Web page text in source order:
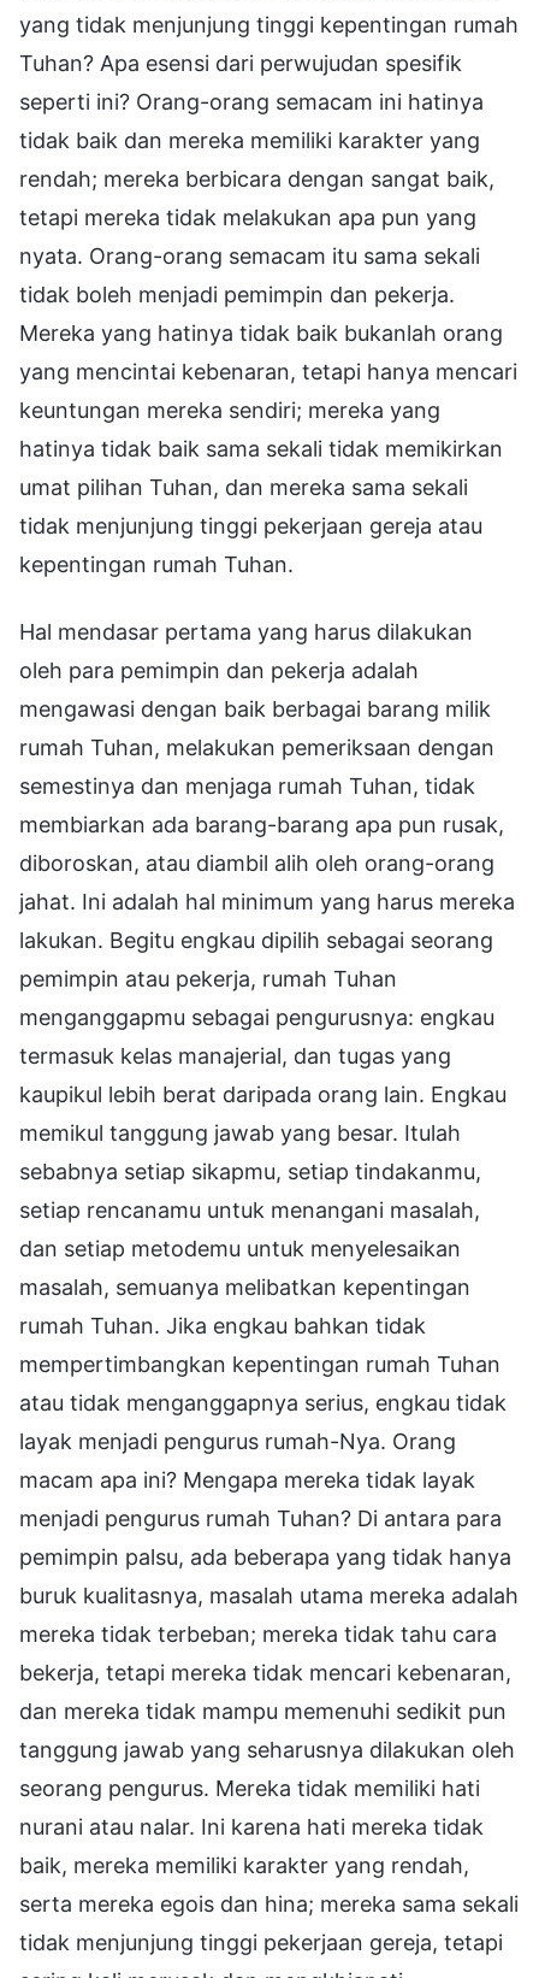
yang tidak menjunjung tinggi kepentingan rumah
Tuhan? Apa esensi dari perwujudan spesifik
seperti ini? Orang-orang semacam ini hatinya
tidak baik dan mereka memiliki karakter yang
rendah; mereka berbicara dengan sangat baik,
tetapi mereka tidak melakukan apa pun yang
nyata. Orang-orang semacam itu sama sekali
tidak boleh menjadi pemimpin dan pekerja.
Mereka yang hatinya tidak baik bukanlah orang
yang mencintai kebenaran, tetapi hanya mencari
keuntungan mereka sendiri; mereka yang
hatinya tidak baik sama sekali tidak memikirkan
umat pilihan Tuhan, dan mereka sama sekali
tidak menjunjung tinggi pekerjaan gereja atau
kepentingan rumah Tuhan.
Hal mendasar pertama yang harus dilakukan
oleh para pemimpin dan pekerja adalah
mengawasi dengan baik berbagai barang milik
rumah Tuhan, melakukan pemeriksaan dengan
semestinya dan menjaga rumah Tuhan, tidak
membiarkan ada barang-barang apa pun rusak,
diboroskan, atau diambil alih oleh orang-orang
jahat. Ini adalah hal minimum yang harus mereka
lakukan. Begitu engkau dipilih sebagai seorang
pemimpin atau pekerja, rumah Tuhan
menganggapmu sebagai pengurusnya: engkau
termasuk kelas manajerial, dan tugas yang
kaupikul lebih berat daripada orang lain. Engkau
memikul tanggung jawab yang besar. Itulah
sebabnya setiap sikapmu, setiap tindakanmu,
setiap rencanamu untuk menangani masalah,
dan setiap metodemu untuk menyelesaikan
masalah, semuanya melibatkan kepentingan
rumah Tuhan. Jika engkau bahkan tidak
mempertimbangkan kepentingan rumah Tuhan
atau tidak menganggapnya serius, engkau tidak
layak menjadi pengurus rumah-Nya. Orang
macam apa ini? Mengapa mereka tidak layak
menjadi pengurus rumah Tuhan? Di antara para
pemimpin palsu, ada beberapa yang tidak hanya
buruk kualitasnya, masalah utama mereka adalah
mereka tidak terbeban; mereka tidak tahu cara
bekerja, tetapi mereka tidak mencari kebenaran,
dan mereka tidak mampu memenuhi sedikit pun
tanggung jawab yang seharusnya dilakukan oleh
seorang pengurus. Mereka tidak memiliki hati
nurani atau nalar. Ini karena hati mereka tidak
baik, mereka memiliki karakter yang rendah,
serta mereka egois dan hina; mereka sama sekali
tidak menjunjung tinggi pekerjaan gereja, tetapi